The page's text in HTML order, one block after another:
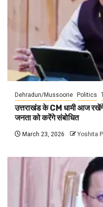
Dehradun/Mussoorie Politics
उत्तराखंड के CM धामी आज रखेंगे
जनता को करेंगे संबोधित
March 23, 2026 Yoshita